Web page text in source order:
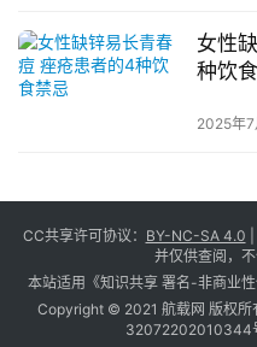
女性
种饮
2025年7
CC共享许可协议： BY-NC-SA 4.0
并仅供查阅，不
本站适用《知识共享 署名-非商业
Copyright © 2021 航载网 版权所
32072202010344